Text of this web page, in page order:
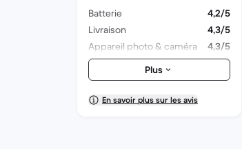
Batterie
4,2/5
Livraison
4,3/5
Appareil photo & caméra
4,3/5
Accessoires
4,3/5
Emballage
4,5/5
Performances globales
Plus
En savoir plus sur les avis